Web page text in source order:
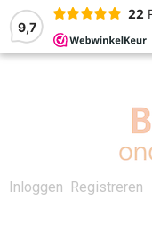
9,7
22
Inloggen Registreren